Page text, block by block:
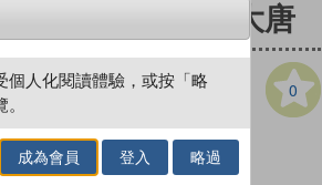
五千年(13) 風雨大唐
0
個人化閱讀體驗，或按「略
成為會員 登入 略過